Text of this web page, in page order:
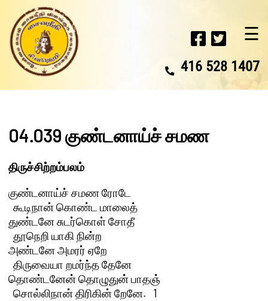
☰
416 528 1407
04.039 குண்டனாய்ச் சமண
திருச்சிற்றம்பலம்
குண்டனாய்ச் சமண ரோடே
  கூடிநான் கொண்ட மாலைத்
துண்டனே சுடர்கொள் சோதீ
  தூநெறி யாகி நின்ற
அண்டனே அமரர் ஏறே
  திருவையா றமர்ந்த தேனே
தொண்டனேன் தொழுதுன் பாதஞ்
  சொல்லிநான் திரிகின் றேனே.   1